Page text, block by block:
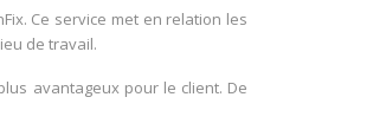
Ce service met en relation les
de travail.
avantageux pour le client. De